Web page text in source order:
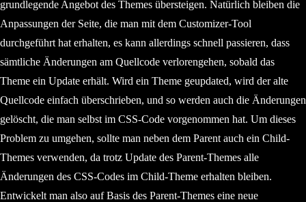
grundlegende Angebot des Themes übersteigen. Natürlich bleiben die
Anpassungen der Seite, die man mit dem Customizer-Tool
durchgeführt hat erhalten, es kann allerdings schnell passieren, dass
sämtliche Änderungen am Quellcode verlorengehen, sobald das
Theme ein Update erhält. Wird ein Theme geupdated, wird der alte
Quellcode einfach überschrieben, und so werden auch die Änderungen
gelöscht, die man selbst im CSS-Code vorgenommen hat. Um dieses
Problem zu umgehen, sollte man neben dem Parent auch ein Child-
Themes verwenden, da trotz Update des Parent-Themes alle
Änderungen des CSS-Codes im Child-Theme erhalten bleiben.
Entwickelt man also auf Basis des Parent-Themes eine neue